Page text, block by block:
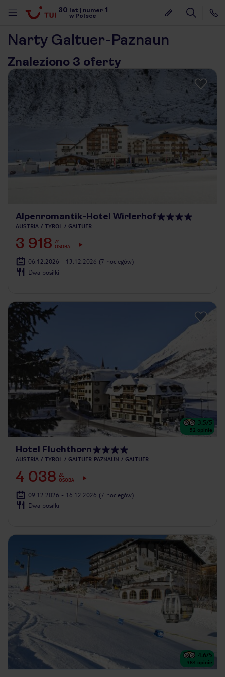
30 lat numer 1
w Polsce
Narty Galtuer-Paznaun
Znaleziono 3 oferty
Alpenromantik-Hotel Wirlerhof
AUSTRIA TYROL GALTUER
3 918 ZŁ
OSOBA
06.12.2026 - 13.12.2026 (7 noclegów)
Dwa posiłki
3.5/5
52 opinie
Hotel Fluchthorn
AUSTRIA TYROL GALTUER-PAZNAUN GALTUER
4 038 ZŁ
OSOBA
09.12.2026 - 16.12.2026 (7 noclegów)
Dwa posiłki
4.6/5
384 opinie